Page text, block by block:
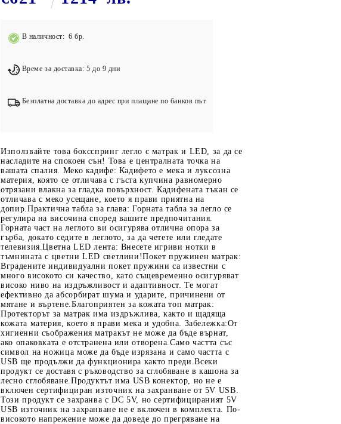
В наличност: 6 бр.
Време за доставка: 5 до 9 дни
Безплатна доставка до адрес при плащане по банков път
Използвайте това боксспринг легло с матрак и LED, за да се
насладите на спокоен сън! Това е централната точка на
вашата спалня. Меко кадифе: Кадифето е мека и луксозна
материя, която се отличава с гъста купчина равномерно
отрязани влакна за гладка повърхност. Кадифената тъкан се
отличава с меко усещане, което я прави приятна на
допир.Практична табла за глава: Горната табла за легло се
регулира на височина според вашите предпочитания.
Горната част на леглото ви осигурява отлична опора за
гърба, докато седите в леглото, за да четете или гледате
телевизия.Цветна LED лента: Внесете игриви нотки в
тъмнината с цветни LED светлини!Покет пружинен матрак:
Вградените индивидуални покет пружини са известни с
много високото си качество, като същевременно осигуряват
високо ниво на издръжливост и адаптивност. Те могат
ефективно да абсорбират шума и ударите, причинени от
мятане и въртене.Благоприятен за кожата топ матрак:
Протекторът за матрак има издръжлива, както и щадяща
кожата материя, което я прави мека и удобна. Забележка:От
хигиенни съображения матракът не може да бъде върнат,
ако опаковката е отстранена или отворена.Само частта със
символ на ножица може да бъде изрязана и само частта с
USB ще продължи да функционира както преди.Всеки
продукт се доставя с ръководство за сглобяване в кашона за
лесно сглобяване.Продуктът има USB конектор, но не е
включен сертифициран източник на захранване от 5V USB.
Този продукт се захранва с DC 5V, но сертифицираният 5V
USB източник на захранване не е включен в комплекта. По-
високото напрежение може да доведе до прегряване на